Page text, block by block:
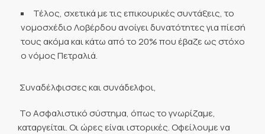
Τέλος, σχετικά με τις επικουρικές συντάξεις, το
νομοσχέδιο Λοβέρδου ανοίγει δυνατότητες για πίεσή
τους ακόμα και κάτω από το 20% που έβαζε ως στόχο
ο νόμος Πετραλιά.
Συναδέλφισσες και συνάδελφοι,
Το Ασφαλιστικό σύστημα, όπως το γνωρίζαμε,
καταργείται. Οι ώρες είναι ιστορικές. Οφείλουμε να